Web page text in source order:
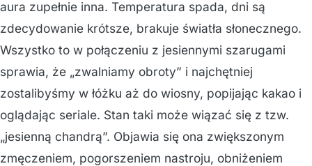
aura zupełnie inna. Temperatura spada, dni są
zdecydowanie krótsze, brakuje światła słonecznego.
Wszystko to w połączeniu z jesiennymi szarugami
sprawia, że „zwalniamy obroty” i najchętniej
zostalibyśmy w łóżku aż do wiosny, popijając kakao i
oglądając seriale. Stan taki może wiązać się z tzw.
„jesienną chandrą”. Objawia się ona zwiększonym
zmęczeniem, pogorszeniem nastroju, obniżeniem